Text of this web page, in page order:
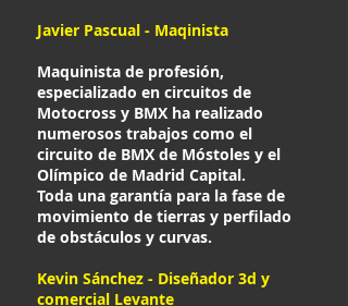
Javier Pascual - Maqinista
Maquinista de profesión,
especializado en circuitos de
Motocross y BMX ha realizado
numerosos trabajos como el
circuito de BMX de Móstoles y el
Olímpico de Madrid Capital.
Toda una garantía para la fase de
movimiento de tierras y perfilado
de obstáculos y curvas.
Kevin Sánchez - Diseñador 3d y
comercial Levante